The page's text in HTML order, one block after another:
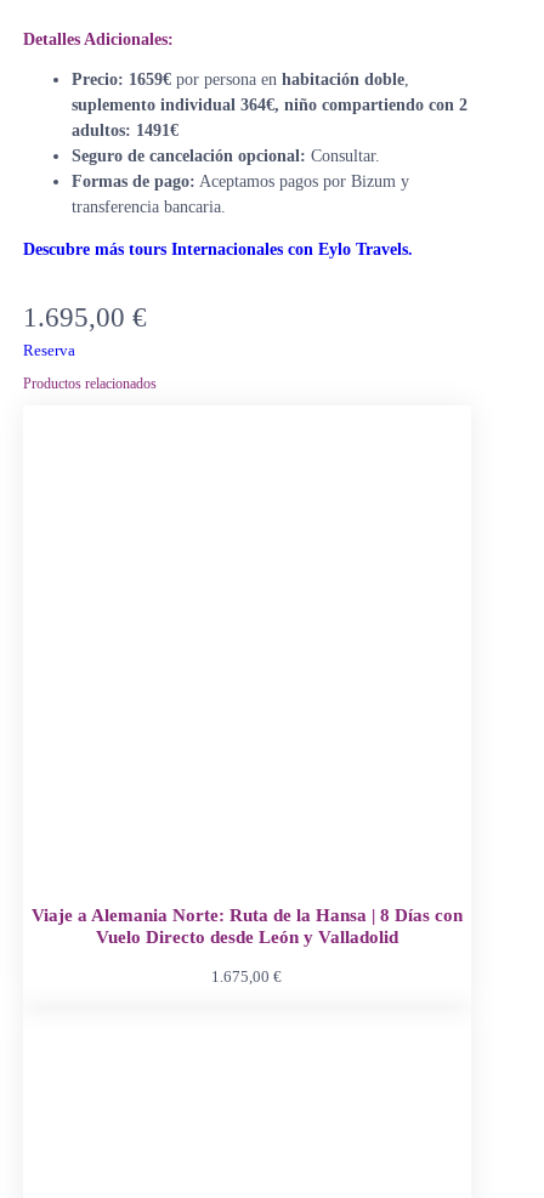
Detalles Adicionales:
Precio: 1659€por persona en habitación doble,
suplemento individual 364€, niño compartiendo con 2
adultos: 1491€
Seguro de cancelación opcional: Consultar.
Formas de pago: Aceptamos pagos por Bizum y
transferencia bancaria.
Descubre más tours Internacionales con Eylo Travels.
1.695,00 €
Reserva
Productos relacionados
Viaje a Alemania Norte: Ruta de la Hansa | 8 Días con
Vuelo Directo desde León y Valladolid
1.675,00€